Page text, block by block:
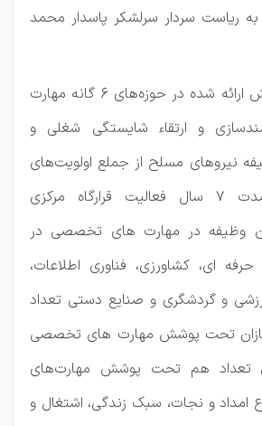
ریاست سردار سرلشکر پاسدار محمد
وی با اشاره به گزارش ارائه شده در حوزه‌های ۶ گانه مهارت
و ارتقاء شایستگی شغلی و
نیروهای مسلح از جملع اولویت‌های
ما است و در مدت ۷ سال فعالیت قرارگاه مرکزی
وظیفه در مهارت های تخصصی در
ای، کشاورزی، فناوری اطلاعات،
و گردشگری و صنایع دستی تعداد
از سربازان تحت پوشش مهارت های تخصصی
تعداد هم تحت پوشش مهارت‌های
۵ موضوع امداد و نجات، سبک زندگی، اشتغال و